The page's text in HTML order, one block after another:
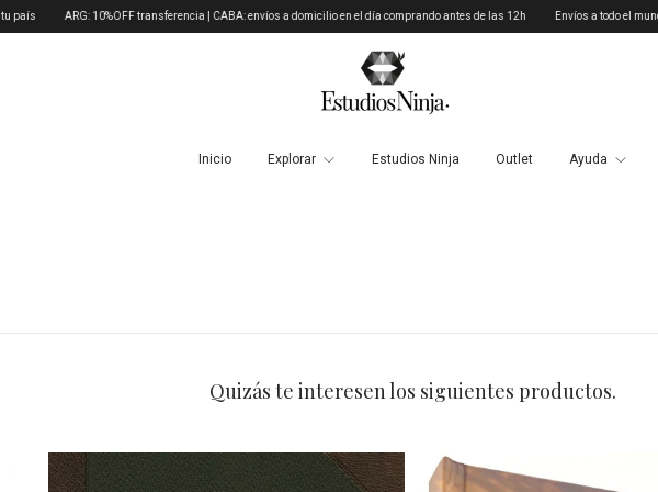
ARG: 10%OFF transferencia | CABA: envíos a domicilio en el día comprando antes de las 12h Envíos a todo el mundo en
Inicio Explorar Estudios Ninja Outlet Ayuda
Quizás te interesen los siguientes productos.